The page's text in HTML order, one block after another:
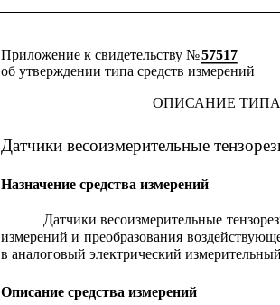
Приложение к свидетельству № 57517
об утверждении типа средств измерений
ОПИСАНИЕ
Датчики весоизмерительные
Назначение средства измерений
Датчики весоизмерительные
измерений и преобразования
в аналоговый электрический
Описание средства измерений